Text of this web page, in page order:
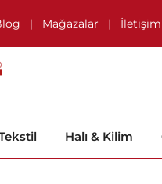
| Mağazalar | İletişim
Halı & Kilim